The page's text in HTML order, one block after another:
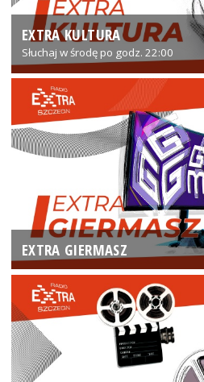
EXTRA KULTURA
Słuchaj w środę po godz. 22:00
EXTRA GIERMASZ